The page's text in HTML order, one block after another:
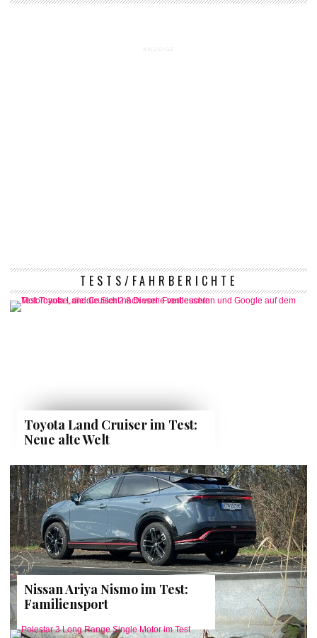
ANZEIGE
TESTS/FAHRBERICHTE
Toyota Land Cruiser im Test:
Neue alte Welt
Nissan Ariya Nismo im Test:
Familiensport